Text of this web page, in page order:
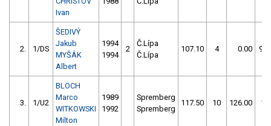
Ivan
2. 1/DS
ŠEDIVÝ
Jakub
MYŠÁK
Albert
1994
1994
2
Č.Lípa
Č.Lípa
107.10 4 0.00 999
3. 1/U2
BLOCH
Marco
WITKOWSKI
Milton
1989
1992
Spremberg
Spremberg
117.50 10 126.00 14